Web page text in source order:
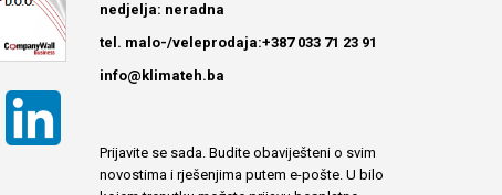
nedjelja: neradna
tel. malo-/veleprodaja:+387 033 71 23 91
info@klimateh.ba
Prijavite se sada. Budite obaviješteni o svim
novostima i rješenjima putem e-pošte. U bilo